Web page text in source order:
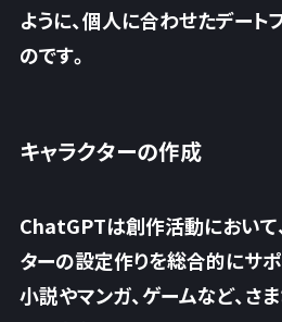
ように、個人に合わせたデート
のです。
キャラクターの作成
ChatGPTは創作活動において
ターの設定作りを総合的にサポ
小説やマンガ、ゲームなど、さ